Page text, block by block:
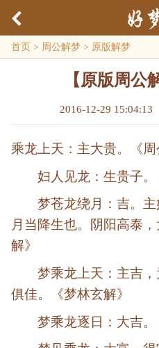
首页 > 周公解梦 > 原版解梦
【原版周公
2016-12-29 15:04:13
乘龙上天：主大贵。《周
妇人见龙：生贵子。
梦苍龙绕月：吉。
月当降生也。阴阳高泰
解》
梦乘龙上天：主吉
俱佳。《梦林玄解》
梦乘龙逐日：大吉。